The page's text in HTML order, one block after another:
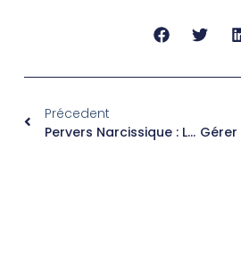
Précedent
Pervers Narcissique : Les Reconnaître Et S’en Libérer